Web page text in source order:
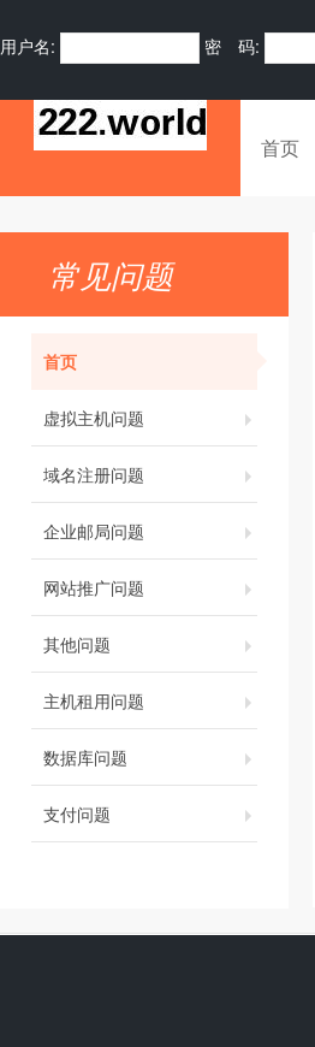
用户名: 密 码:
首页
常见问题
首页
虚拟主机问题
域名注册问题
企业邮局问题
网站推广问题
其他问题
主机租用问题
数据库问题
支付问题